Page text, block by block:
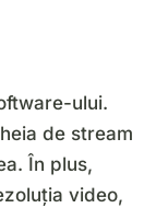
ului.
de stream
În plus,
video,